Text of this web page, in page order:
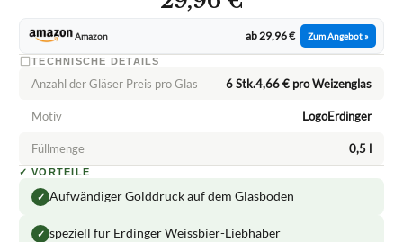
Amazon ab 29,96 € Zum Angebot »
TECHNISCHE DETAILS
Anzahl der Gläser Preis pro Glas 6 Stk.4,66 € pro Weizenglas
Motiv LogoErdinger
Füllmenge 0,5 l
✓ VORTEILE
✓ Aufwändiger Golddruck auf dem Glasboden
✓ speziell für Erdinger Weissbier-Liebhaber